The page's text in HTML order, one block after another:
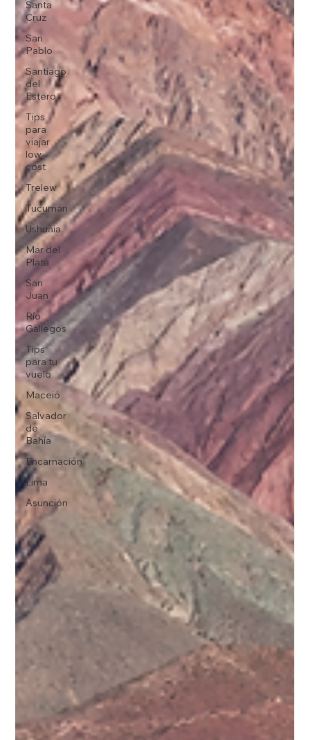
Santa
Cruz
San
Pablo
Santiago
del
Estero
Tips
para
viajar
low
cost
Trelew
Tucumán
Ushuaia
Mar del
Plata
San
Juan
Río
Gallegos
Tips
para tu
vuelo
Maceió
Salvador
de
Bahía
Encarnación
Lima
Asunción